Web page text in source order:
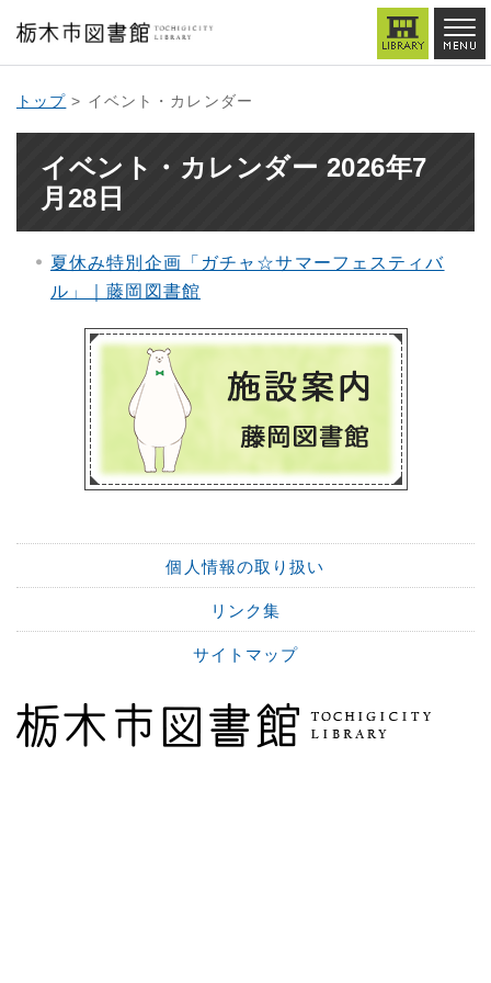
トップ > イベント・カレンダー
イベント・カレンダー 2026年7
月28日
夏休み特別企画「ガチャ☆サマーフェスティバ
ル」｜藤岡図書館
個人情報の取り扱い
リンク集
サイトマップ